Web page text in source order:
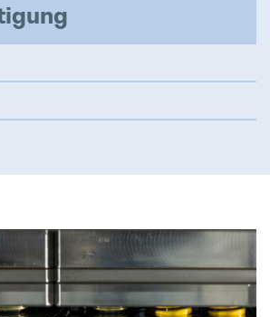
Produktionstechniker (M/W/D)
SAP Modulbetreuung /
Vollzeit